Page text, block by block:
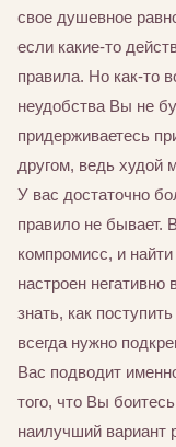
свое душевное
если какие-то
правила. Но как-то
неудобства Вы не
придерживаетесь
другом, ведь худой
У вас достаточно
правило не бывает.
компромисс, и
настроен
знать, как
всегда нужно
Вас подводит
того, что Вы
наилучший вариант